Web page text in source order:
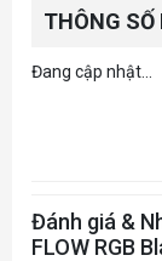
THÔNG
Đang cập nhật...
Đánh giá &
FLOW RGB